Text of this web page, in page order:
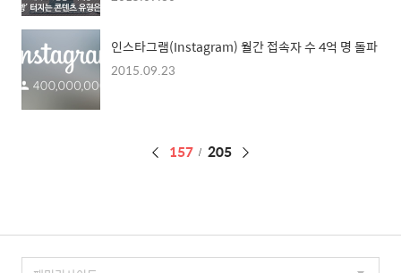
인스타그램(Instagram) 월간 접속자 수 4억 명 돌파
2015.09.23
페
157 205